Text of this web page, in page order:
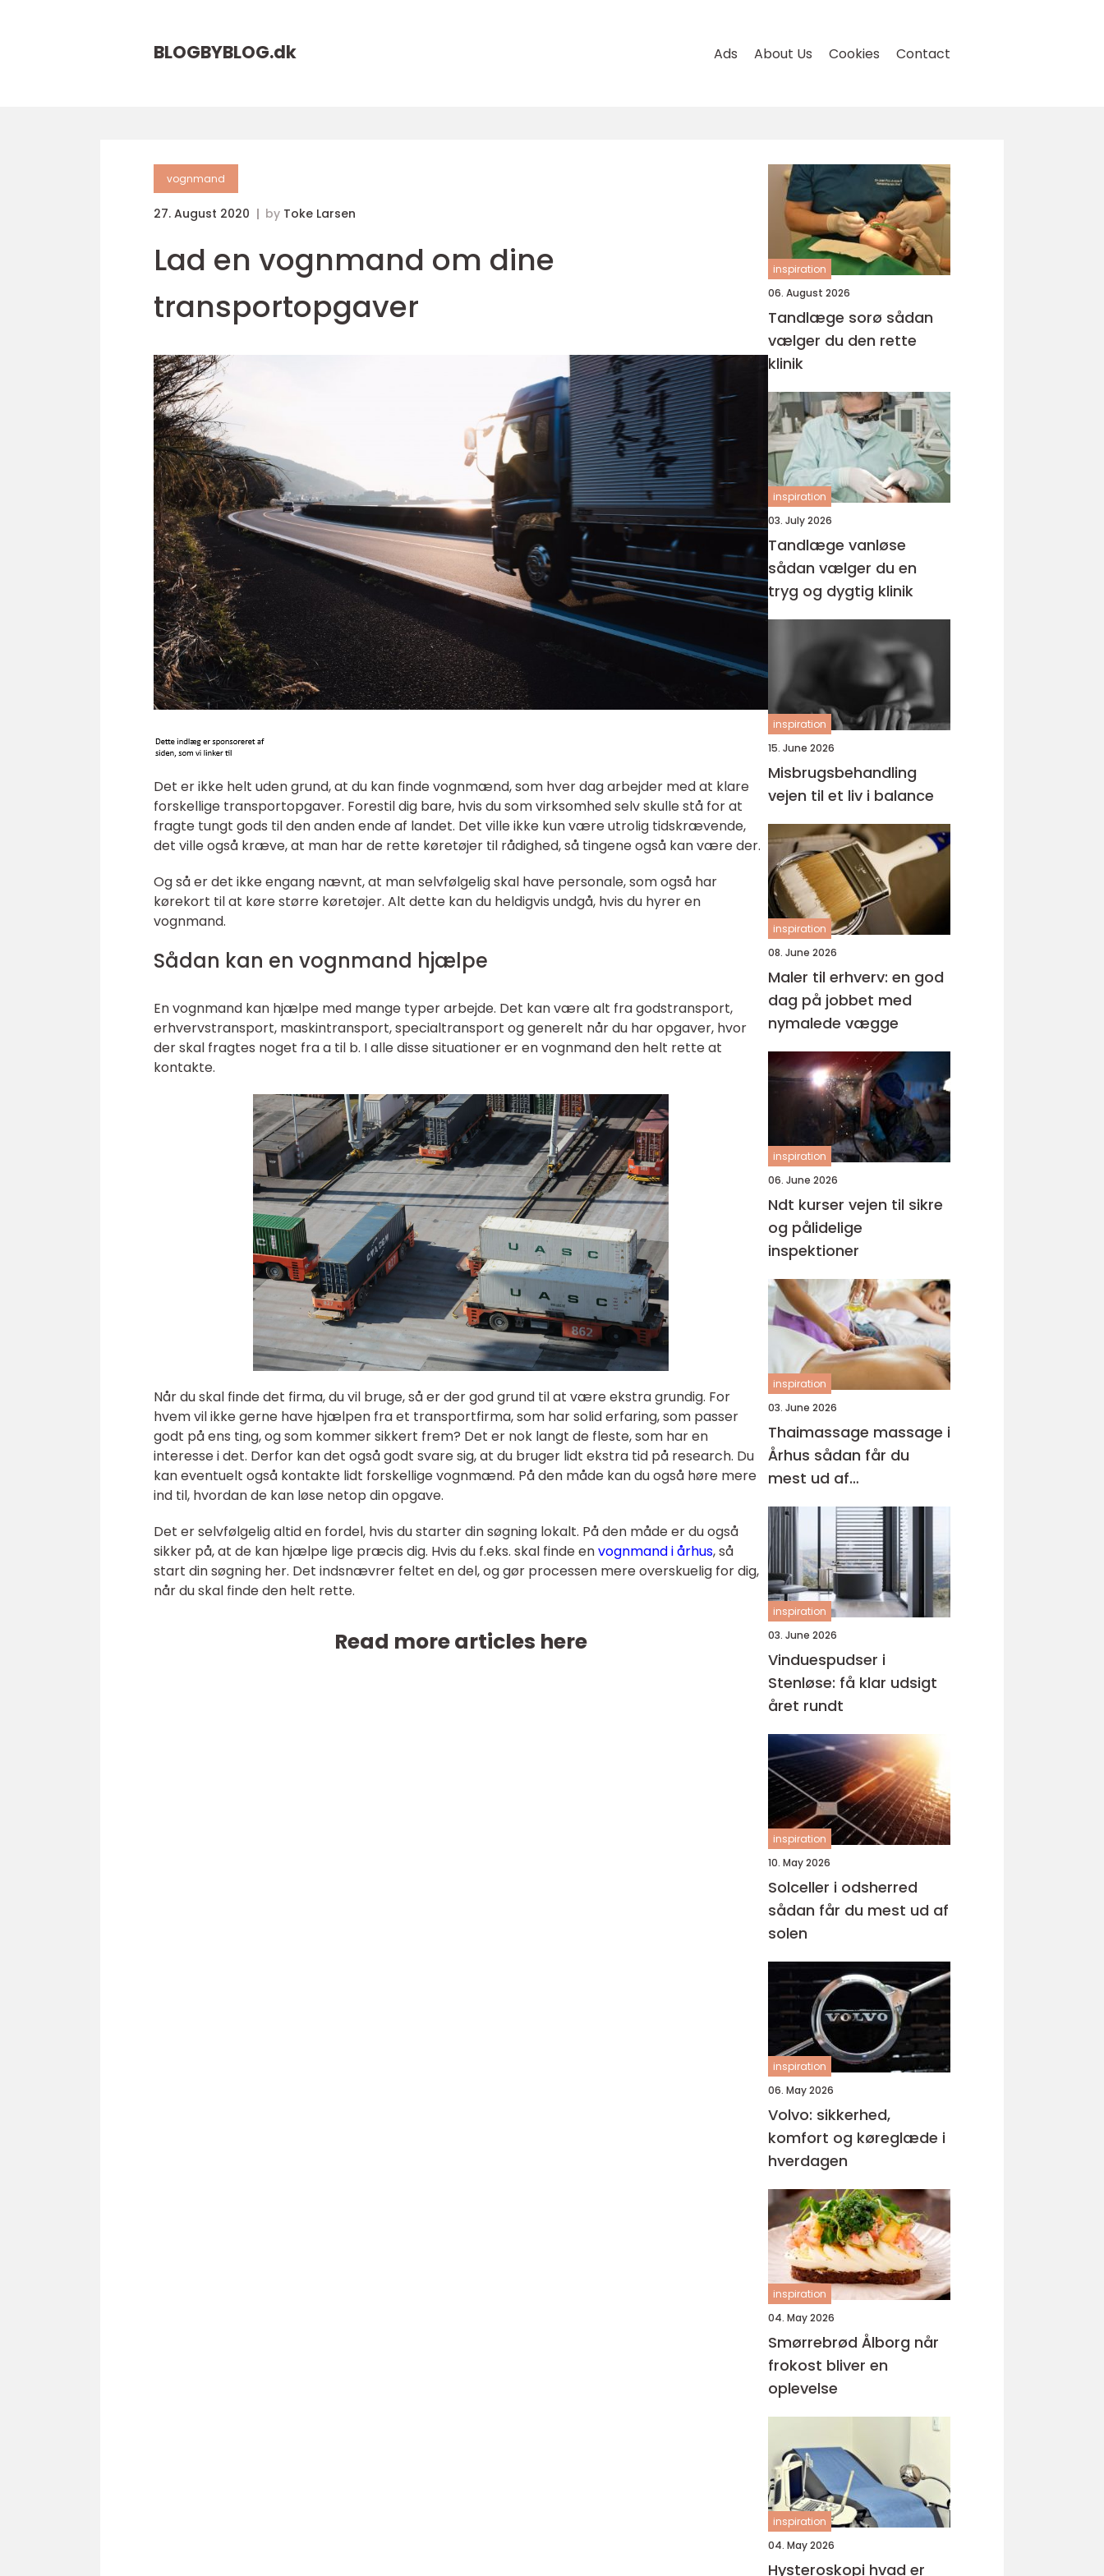
BLOGBYBLOG.dk Ads About Us Cookies Contact
vognmand
27. August 2020 by Toke Larsen
Lad en vognmand om dine
transportopgaver
Det er ikke helt uden grund, at du kan finde vognmænd, som hver dag arbejder med at klare
forskellige transportopgaver. Forestil dig bare, hvis du som virksomhed selv skulle stå for at
fragte tungt gods til den anden ende af landet. Det ville ikke kun være utrolig tidskrævende,
det ville også kræve, at man har de rette køretøjer til rådighed, så tingene også kan være der.
Og så er det ikke engang nævnt, at man selvfølgelig skal have personale, som også har
kørekort til at køre større køretøjer. Alt dette kan du heldigvis undgå, hvis du hyrer en
vognmand.
Sådan kan en vognmand hjælpe
En vognmand kan hjælpe med mange typer arbejde. Det kan være alt fra godstransport,
erhvervstransport, maskintransport, specialtransport og generelt når du har opgaver, hvor
der skal fragtes noget fra a til b. I alle disse situationer er en vognmand den helt rette at
kontakte.
Når du skal finde det firma, du vil bruge, så er der god grund til at være ekstra grundig. For
hvem vil ikke gerne have hjælpen fra et transportfirma, som har solid erfaring, som passer
godt på ens ting, og som kommer sikkert frem? Det er nok langt de fleste, som har en
interesse i det. Derfor kan det også godt svare sig, at du bruger lidt ekstra tid på research. Du
kan eventuelt også kontakte lidt forskellige vognmænd. På den måde kan du også høre mere
ind til, hvordan de kan løse netop din opgave.
Det er selvfølgelig altid en fordel, hvis du starter din søgning lokalt. På den måde er du også
sikker på, at de kan hjælpe lige præcis dig. Hvis du f.eks. skal finde envognmand i århus, så
start din søgning her. Det indsnævrer feltet en del, og gør processen mere overskuelig for dig,
når du skal finde den helt rette.
Read more articles here
inspiration
06. August 2026
Tandlæge sorø sådan
vælger du den rette
klinik
inspiration
03. July 2026
Tandlæge vanløse
sådan vælger du en
tryg og dygtig klinik
inspiration
15. June 2026
Misbrugsbehandling
vejen til et liv i balance
inspiration
08. June 2026
Maler til erhverv: en god
dag på jobbet med
nymalede vægge
inspiration
06. June 2026
Ndt kurser vejen til sikre
og pålidelige
inspektioner
inspiration
03. June 2026
Thaimassage massage i
Århus sådan får du
mest ud af
behandlingen
inspiration
03. June 2026
Vinduespudser i
Stenløse: få klar udsigt
året rundt
inspiration
10. May 2026
Solceller i odsherred
sådan får du mest ud af
solen
inspiration
06. May 2026
Volvo: sikkerhed,
komfort og køreglæde i
hverdagen
inspiration
04. May 2026
Smørrebrød Ålborg når
frokost bliver en
oplevelse
inspiration
04. May 2026
Hysteroskopi hvad er